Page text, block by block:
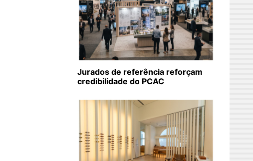
Jurados de referência reforçam
credibilidade do PCAC